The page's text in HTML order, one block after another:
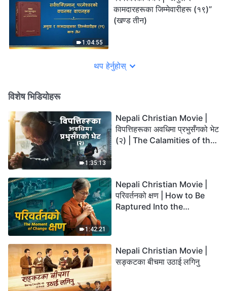
1:04:55
कामदारहरूका जिम्‍मेवारीहरू (१९)”
(खण्ड तीन)
थप हेर्नुहोस्
विशेष भिडियोहरू
1:35:13
Nepali Christian Movie |
विपत्तिहरूका अवधिमा प्रभुसँगको भेट
(२) | The Calamities of the
1:42:21
Nepali Christian Movie |
परिवर्तनको क्षण | How to Be
Raptured Into the
Nepali Christian Movie |
सङ्कटका बीचमा उठाई लगिनु